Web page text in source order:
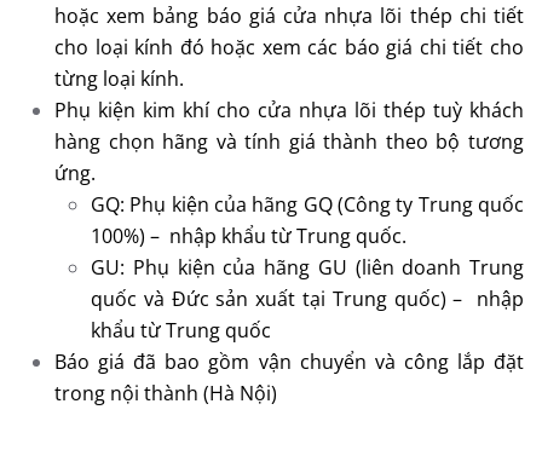
hoặc xem bảng báo giá cửa nhựa lõi thép chi tiết
cho loại kính đó hoặc xem các báo giá chi tiết cho
từng loại kính.
Phụ kiện kim khí cho cửa nhựa lõi thép tuỳ khách
hàng chọn hãng và tính giá thành theo bộ tương
ứng.
GQ: Phụ kiện của hãng GQ (Công ty Trung quốc
100%) – nhập khẩu từ Trung quốc.
GU: Phụ kiện của hãng GU (liên doanh Trung
quốc và Đức sản xuất tại Trung quốc) – nhập
khẩu từ Trung quốc
Báo giá đã bao gồm vận chuyển và công lắp đặt
trong nội thành (Hà Nội)